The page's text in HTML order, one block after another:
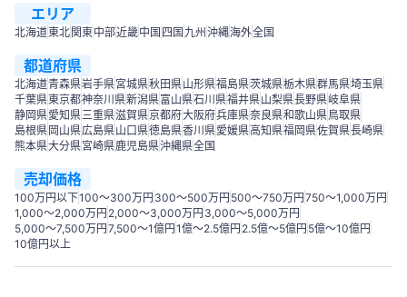
エリア
北海道東北関東中部近畿中国 四国 九州沖縄海外全国
都道府県
北海道青森県岩手県宮城県秋田県山形県福島県茨城県栃木県群馬県埼玉県
千葉県東京都神奈川県新潟県富山県石川県福井県山梨県長野県岐阜県
静岡県愛知県三重県滋賀県京都府大阪府兵庫県奈良県和歌山県鳥取県
島根県岡山県広島県山口県徳島県香川県愛媛県高知県福岡県佐賀県長崎県
熊本県大分県宮崎県鹿児島県沖縄県全国
売却価格
100万円以下100〜300万円 300〜500万円 500～750万円750〜1,000万円
1,000～2,000万円 2,000～3,000万円 3,000～5,000万円
5,000～7,500万円7,500～1億円1億～2.5億円 2.5億～5億円 5億～10億円
10億円以上